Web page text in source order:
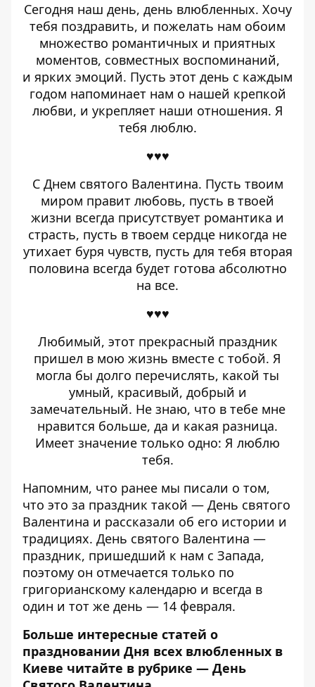
Сегодня наш день, день влюбленных. Хочу
тебя поздравить, и пожелать нам обоим
множество романтичных и приятных
моментов, совместных воспоминаний,
и ярких эмоций. Пусть этот день с каждым
годом напоминает нам о нашей крепкой
любви, и укрепляет наши отношения. Я
тебя люблю.
♥♥♥
С Днем святого Валентина. Пусть твоим
миром правит любовь, пусть в твоей
жизни всегда присутствует романтика и
страсть, пусть в твоем сердце никогда не
утихает буря чувств, пусть для тебя вторая
половина всегда будет готова абсолютно
на все.
♥♥♥
Любимый, этот прекрасный праздник
пришел в мою жизнь вместе с тобой. Я
могла бы долго перечислять, какой ты
умный, красивый, добрый и
замечательный. Не знаю, что в тебе мне
нравится больше, да и какая разница.
Имеет значение только одно: Я люблю
тебя.
Напомним, что ранее мы писали о том,
что это за праздник такой — День святого
Валентина и рассказали об его истории и
традициях. День святого Валентина —
праздник, пришедший к нам с Запада,
поэтому он отмечается только по
григорианскому календарю и всегда в
один и тот же день — 14 февраля.
Больше интересные статей о
праздновании Дня всех влюбленных в
Киеве читайте в рубрике — День